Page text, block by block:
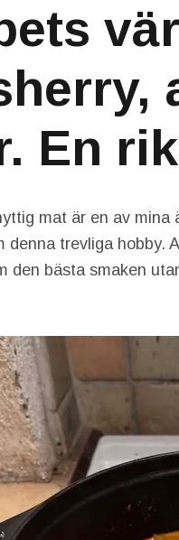
En
mat är en av
denna trevliga hobby.
den bästa smaken